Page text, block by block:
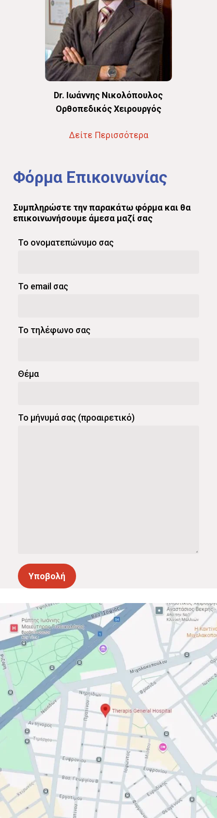
Dr. Ιωάννης Νικολόπουλος
Oρθοπεδικός Χειρουργός
Δείτε Περισσότερα
Φόρμα Επικοινωνίας
Συμπληρώστε τηνπαρακάτω φόρμα και θα
επικοινωνήσουμε άμεσα μαζί σας
Το ονοματεπώνυμο σας
Το email σας
Το τηλέφωνο σας
Θέμα
Το μήνυμά σας (προαιρετικό)